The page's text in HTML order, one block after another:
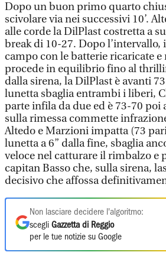
Dopo un buon primo quarto
scivolare via nei successivi 10’.
alle corde la DilPlast costretta a
break di 10-27. Dopo
campo con le batterie ricaricate e
procede in equilibrio fino al
dalla sirena, la DilPlast è avanti
lunetta sbaglia entrambi i liberi,
parte infila da due ed è 73-70 poi
sulla rimessa commette
Altedo e Marzioni impatta (73
lunetta a 6” dalla fine, sbaglia
veloce nel catturare il rimbalzo e
capitan Basso che, sulla sirena,
decisivo che affossa
Non lasciare decidere l'algoritmo:
scegli Gazzetta di Reggio
per le tue notizie su Google